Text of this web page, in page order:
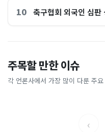
10 축구협회 외국인 심판
주목할 만한 이슈
각 언론사에서 가장 많이 다룬 주
총리 영상에 "대체 뭐냐" 발
칵‥日 배우도 "미친 짓"
MBC
“내 주식 진짜 상폐돼?” 마지
막 경고장 ‘68건’ 무더기 속
‹